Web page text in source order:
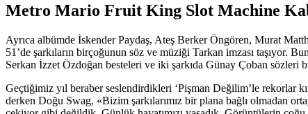
Metro Mario Fruit King Slot Machine
Ayrıca albümde İskender Paydaş, Ateş Berker Öngören, Murat
51’de şarkıların birçoğunun söz ve müziği Tarkan imzası taşıyor.
Serkan İzzet Özdoğan besteleri ve iki şarkıda Günay Çoban
Geçtiğimiz yıl beraber seslendirdikleri ‘Pişman Değilim’le rekorlar
derken Doğu Swag, «Bizim şarkılarımız bir plana bağlı olmadan